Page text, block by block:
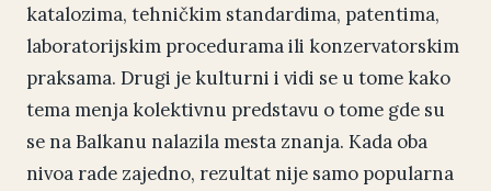
katalozima, tehničkim standardima, patentima,
laboratorijskim procedurama ili konzervatorskim
praksama. Drugi je kulturni i vidi se u tome kako
tema menja kolektivnu predstavu o tome gde su
se na Balkanu nalazila mesta znanja. Kada oba
nivoa rade zajedno, rezultat nije samo popularna